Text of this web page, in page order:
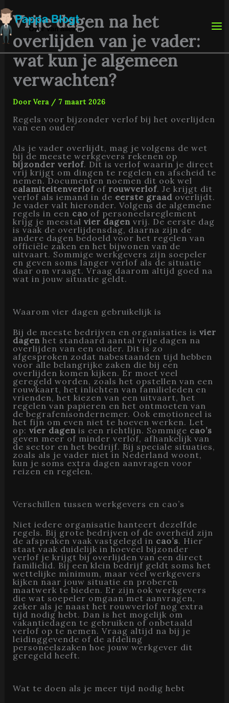
naar
de
inhoud
Vrije dagen na het
overlijden van je vader:
wat kun je algemeen
verwachten?
Door Vera / 7 maart 2026
Regels voor bijzonder verlof bij het overlijden
van een ouder
Als je vader overlijdt, mag je volgens de wet
bij de meeste werkgevers rekenen op
bijzonder verlof. Dit is verlof waarin je direct
vrij krijgt om dingen te regelen en afscheid te
nemen. Documenten noemen dit ook wel
calamiteitenverlofof rouwverlof. Je krijgt dit
verlof als iemand in de eerste graadoverlijdt.
Je vader valt hieronder. Volgens de algemene
regels in een cao of personeelsreglement
krijg je meestal vier dagenvrij. De eerste dag
is vaak de overlijdensdag, daarna zijn de
andere dagen bedoeld voor het regelen van
officiële zaken en het bijwonen van de
uitvaart. Sommige werkgevers zijn soepeler
en geven soms langer verlof als de situatie
daar om vraagt. Vraag daarom altijd goed na
wat in jouw situatie geldt.
Waarom vier dagen gebruikelijk is
Bij de meeste bedrijven en organisaties is vier
dagenhet standaard aantal vrije dagen na
overlijden van een ouder. Dit is zo
afgesproken zodat nabestaanden tijd hebben
voor alle belangrijke zaken die bij een
overlijden komen kijken. Er moet veel
geregeld worden, zoals het opstellen van een
rouwkaart, het inlichten van familieleden en
vrienden, het kiezen van een uitvaart, het
regelen van papieren en het ontmoeten van
de begrafenisondernemer. Ook emotioneel is
het fijn om even niet te hoeven werken. Let
op: vier dagenis een richtlijn. Sommige cao’s
geven meer of minder verlof, afhankelijk van
de sector en het bedrijf. Bij speciale situaties,
zoals als je vader niet in Nederland woont,
kun je soms extra dagen aanvragen voor
reizen en regelen.
Verschillen tussen werkgevers en cao’s
Niet iedere organisatie hanteert dezelfde
regels. Bij grote bedrijven of de overheid zijn
de afspraken vaak vastgelegd in cao’s. Hier
staat vaak duidelijk in hoeveel bijzonder
verlof je krijgt bij overlijden van een direct
familielid. Bij een klein bedrijf geldt soms het
wettelijke minimum, maar veel werkgevers
kijken naar jouw situatie en proberen
maatwerk te bieden. Er zijn ook werkgevers
die wat soepeler omgaan met aanvragen,
zeker als je naast het rouwverlof nog extra
tijd nodig hebt. Dan is het mogelijk om
vakantiedagen te gebruiken of onbetaald
verlof op te nemen. Vraag altijd na bij je
leidinggevende of de afdeling
personeelszaken hoe jouw werkgever dit
geregeld heeft.
Wat te doen als je meer tijd nodig hebt